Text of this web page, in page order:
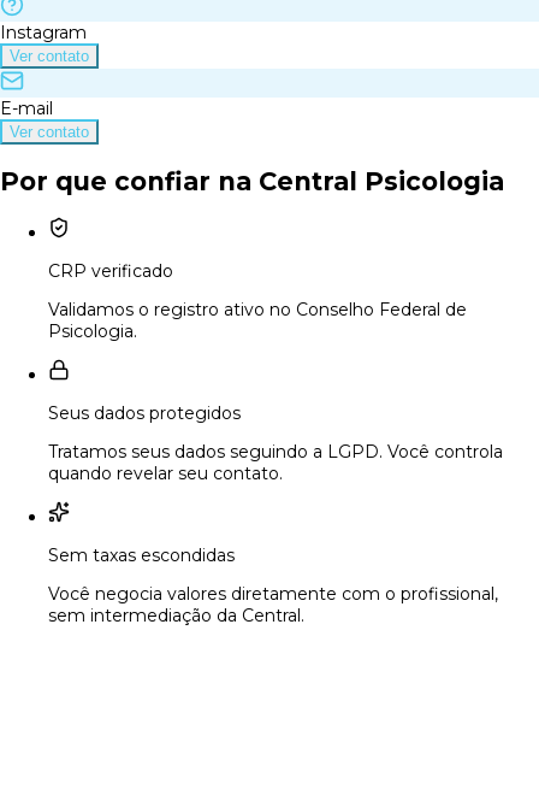
Instagram
Ver contato
E-mail
Ver contato
Por que confiar na Central Psicologia
CRP verificado
Validamos o registro ativo no Conselho Federal de
Psicologia.
Seus dados protegidos
Tratamos seus dados seguindo a LGPD. Você controla
quando revelar seu contato.
Sem taxas escondidas
Você negocia valores diretamente com o profissional,
sem intermediação da Central.